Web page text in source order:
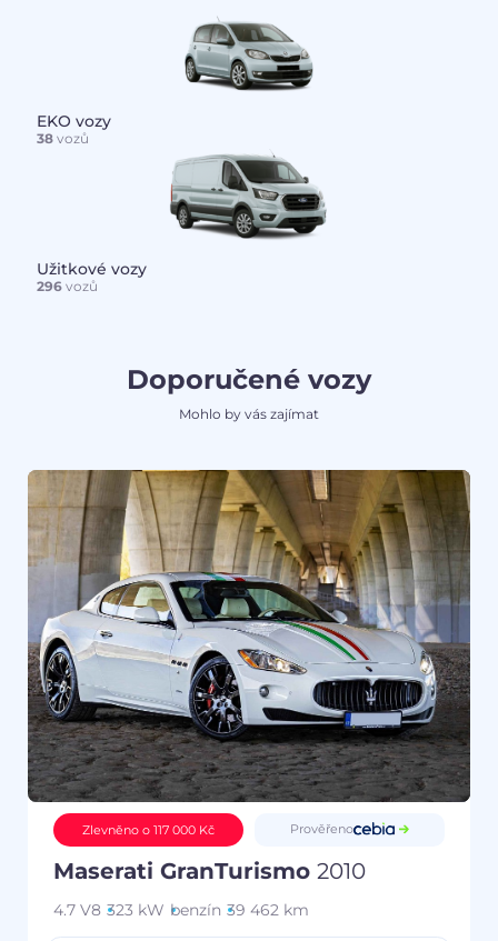
EKO vozy
38vozů
Užitkové vozy
296vozů
Doporučené vozy
Mohlo by vás zajímat
Zlevněno o 117 000 Kč Prověřeno
Maserati GranTurismo 2010
4.7 V8 323 kW benzín 39 462 km